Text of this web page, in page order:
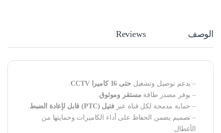
الوصف Reviews
– يدعم توصيل وتشغيل حتى 16 كاميرا CCTV
.
– يوفر مصدر طاقة مستقر وموثوق
– حماية مدمجة لكل قناة عبرفتيل (PTC) قابل لإعادة الضبط
– تصميم يضمن الحفاظ على أداء الكاميرات وحمايتها من
الأعطال.